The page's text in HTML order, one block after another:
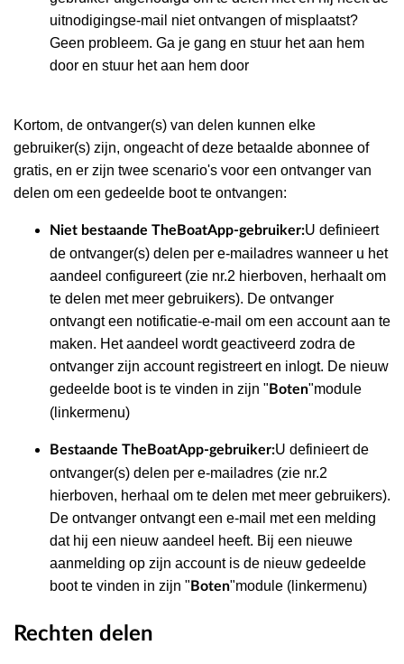
uitnodigingse-mail niet ontvangen of misplaatst?
Geen probleem. Ga je gang en stuur het aan hem
door en stuur het aan hem door
Kortom, de ontvanger(s) van delen kunnen elke
gebruiker(s) zijn, ongeacht of deze betaalde abonnee of
gratis, en er zijn twee scenario's voor een ontvanger van
delen om een gedeelde boot te ontvangen:
Niet bestaande TheBoatApp-gebruiker:U definieert
de ontvanger(s) delen per e-mailadres wanneer u het
aandeel configureert (zie nr.2 hierboven, herhaalt om
te delen met meer gebruikers). De ontvanger
ontvangt een notificatie-e-mail om een account aan te
maken. Het aandeel wordt geactiveerd zodra de
ontvanger zijn account registreert en inlogt. De nieuw
gedeelde boot is te vinden in zijn " Boten"module
(linkermenu)
Bestaande TheBoatApp-gebruiker:U definieert de
ontvanger(s) delen per e-mailadres (zie nr.2
hierboven, herhaal om te delen met meer gebruikers).
De ontvanger ontvangt een e-mail met een melding
dat hij een nieuw aandeel heeft. Bij een nieuwe
aanmelding op zijn account is de nieuw gedeelde
boot te vinden in zijn " Boten"module (linkermenu)
Rechten delen